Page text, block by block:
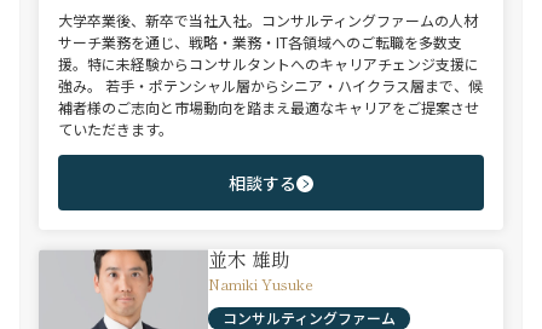
大学卒業後、新卒で当社入社。コンサルティングファームの人材
サーチ業務を通じ、戦略・業務・IT各領域へのご転職を多数支
援。特に未経験からコンサルタントへのキャリアチェンジ支援に
強み。 若手・ポテンシャル層からシニア・ハイクラス層まで、候
補者様のご志向と市場動向を踏まえ最適なキャリアをご提案させ
ていただきます。
相談する
並木 雄助
Namiki Yusuke
コンサルティングファーム